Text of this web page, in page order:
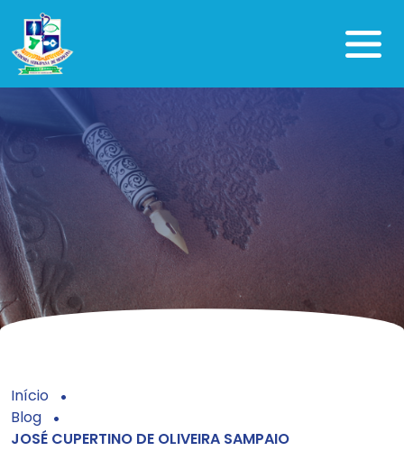
Início
Blog
JOSÉ CUPERTINO DE OLIVEIRA SAMPAIO